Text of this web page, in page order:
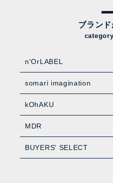
ブラン
n'OrLABEL
somari imagination
kOhAKU
MDR
BUYERS' SELECT